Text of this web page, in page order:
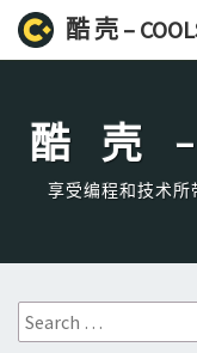
酷 壳 –
酷 壳
享受编程和技术
Search
for: